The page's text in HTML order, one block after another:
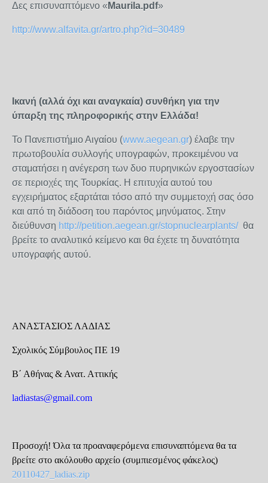
Δες επισυναπτόμενο « Maurila.pdf»
http://www.alfavita.gr/artro.php?id=30489
Ικανή (αλλά όχι και αναγκαία) συνθήκη για την
ύπαρξη της πληροφορικής στην Ελλάδα!
Το Πανεπιστήμιο Αιγαίου (www.aegean.gr) έλαβε την
πρωτοβουλία συλλογής υπογραφών, προκειμένου να
σταματήσει η ανέγερση των δυο πυρηνικών εργοστασίων
σε περιοχές της Τουρκίας. Η επιτυχία αυτού του
εγχειρήματος εξαρτάται τόσο από την συμμετοχή σας όσο
και από τη διάδοση του παρόντος μηνύματος. Στην
διεύθυνση http://petition.aegean.gr/stopnuclearplants/θα
βρείτε το αναλυτικό κείμενο και θα έχετε τη δυνατότητα
υπογραφής αυτού.
ΑΝΑΣΤΑΣΙΟΣ ΛΑΔΙΑΣ
Σχολικός Σύμβουλος ΠΕ 19
Β΄ Αθήνας & Ανατ. Αττικής
ladiastas@gmail.com
Προσοχή! Όλα τα προαναφερόμενα επισυναπτόμενα θα τα
βρείτε στο ακόλουθο αρχείο (συμπιεσμένος φάκελος)
20110427_ladias.zip